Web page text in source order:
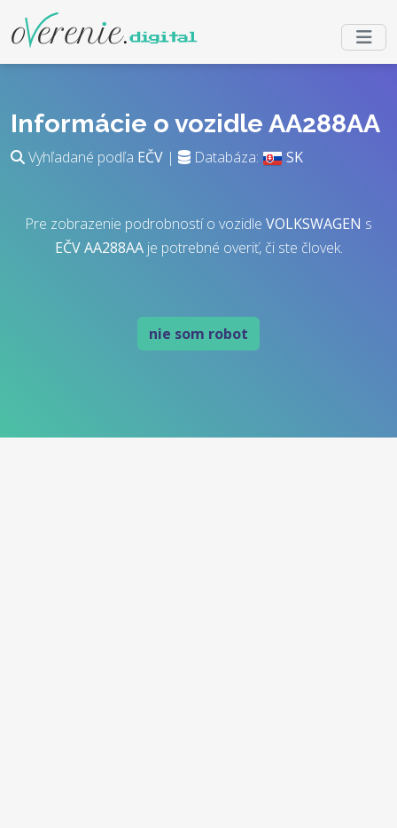
Informácie o vozidle AA288AA
Vyhľadané podľa EČV | Databáza: SK
Pre zobrazenie podrobností o vozidle VOLKSWAGEN s
EČV AA288AAje potrebné overiť, či ste človek.
nie som robot